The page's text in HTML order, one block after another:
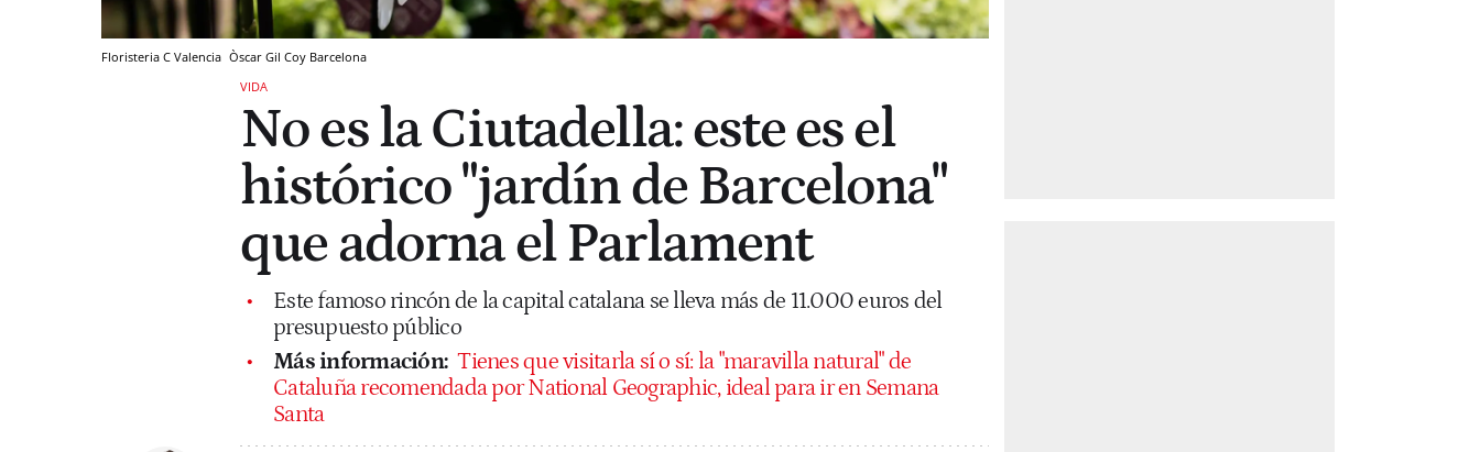
Floristeria C Valencia Òscar Gil Coy Barcelona
VIDA
No es la Ciutadella: este es el
histórico "jardín de Barcelona"
que adorna el Parlament
Este famoso rincón de la capital catalana se lleva más de 11.000 euros del
presupuesto público
Más información: Tienes que visitarla sí o sí: la "maravilla natural" de
Cataluña recomendada por National Geographic, ideal para ir en Semana
Santa